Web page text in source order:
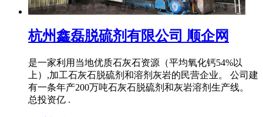
杭州鑫磊脱硫剂有限公司 顺企网
是一家利用当地优质石灰石资源（平均氧化钙54%以
上）,加工石灰石脱硫剂和溶剂灰岩的民营企业。 公司建
有一条年产200万吨石灰石脱硫剂和灰岩溶剂生产线。
总投资亿 .